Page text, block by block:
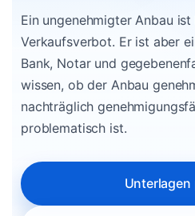
Ein ungenehmigter Anbau
Verkaufsverbot. Er ist aber
Bank, Notar und
wissen, ob der Anbau
nachträglich
problematisch ist.
Unterlagen